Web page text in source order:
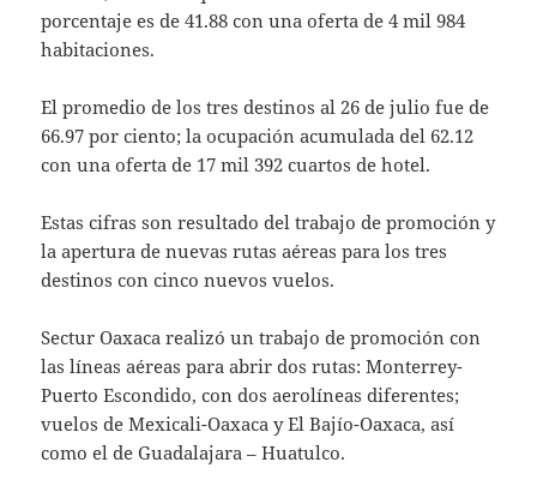
porcentaje es de 41.88 con una oferta de 4 mil 984
habitaciones.
El promedio de los tres destinos al 26 de julio fue de
66.97 por ciento; la ocupación acumulada del 62.12
con una oferta de 17 mil 392 cuartos de hotel.
Estas cifras son resultado del trabajo de promoción y
la apertura de nuevas rutas aéreas para los tres
destinos con cinco nuevos vuelos.
Sectur Oaxaca realizó un trabajo de promoción con
las líneas aéreas para abrir dos rutas: Monterrey-
Puerto Escondido, con dos aerolíneas diferentes;
vuelos de Mexicali-Oaxaca y El Bajío-Oaxaca, así
como el de Guadalajara – Huatulco.